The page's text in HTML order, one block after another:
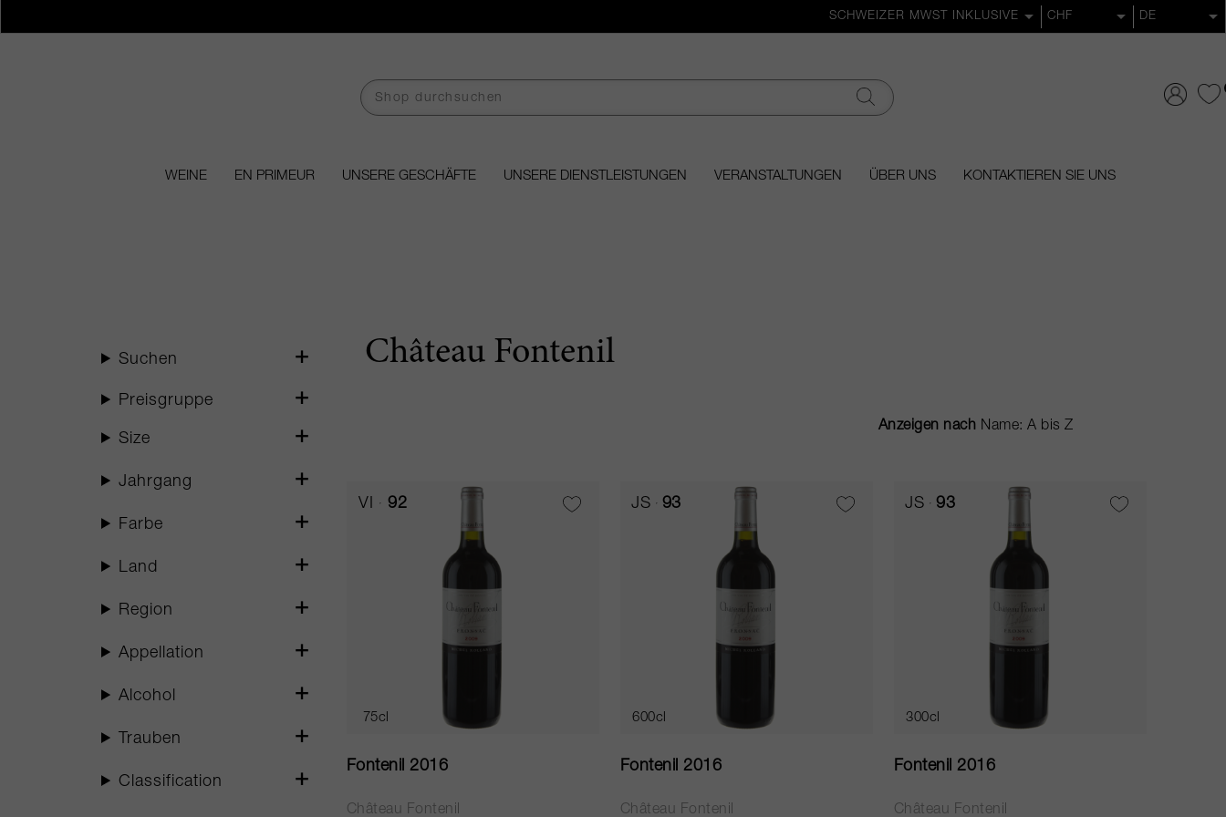
WEINE EN PRIMEUR UNSERE GESCHÄFTE UNSERE DIENSTLEISTUNGEN VERANSTALTUNGEN ÜBER UNS KONTAKTIEREN SIE UNS
Château Fontenil
Anzeigen nach
VI 92
75cl
Fontenil 2016
Château Fontenil
JS 93
600cl
Fontenil 2016
Château Fontenil
JS 93
300cl
Fontenil 2016
Château Fontenil
Suchen
Preisgruppe
Size
Jahrgang
Farbe
Land
Region
Appellation
Alcohol
Trauben
Classification